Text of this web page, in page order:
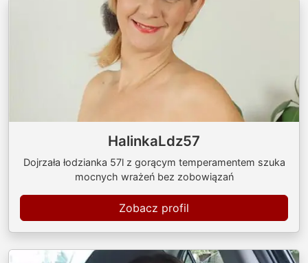
HalinkaLdz57
Dojrzała łodzianka 57l z gorącym temperamentem szuka
mocnych wrażeń bez zobowiązań
Zobacz profil